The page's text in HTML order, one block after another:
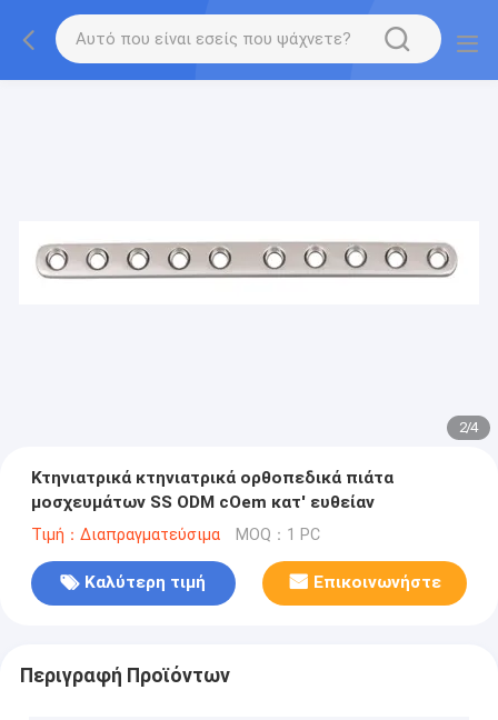
2/4
Κτηνιατρικά κτηνιατρικά ορθοπεδικά πιάτα
μοσχευμάτων SS ODM cOem κατ' ευθείαν
Τιμή：Διαπραγματεύσιμα MOQ：1 PC
Καλύτερη τιμή Επικοινωνήστε
Περιγραφή Προϊόντων